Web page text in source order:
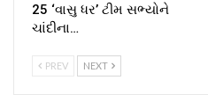
25 ‘વાસુ ધર’ ટીમ સભ્યોને
ચાંદીના…
PREV NEXT